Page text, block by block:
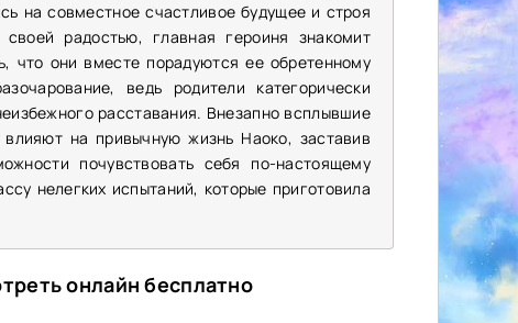
на совместное счастливое будущее и строя
радостью, главная героиня знакомит
что они вместе порадуются ее обретенному
ведь родители категорически
расставания. Внезапно всплывшие
на привычную жизнь Наоко, заставив
почувствовать себя по-настоящему
нелегких испытаний, которые приготовила
онлайн бесплатно